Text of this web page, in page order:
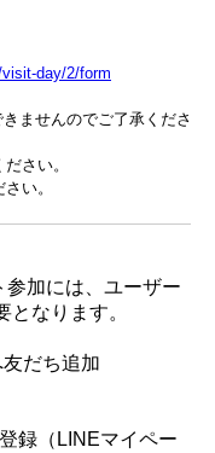
day/2/form
ませんのでご了承くださ
さい。
い。
加には、ユーザー
なります。
だち追加
録（LINEマイペー